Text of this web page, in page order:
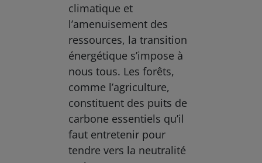
climatique et
l’amenuisement des
ressources, la transition
énergétique s’impose à
nous tous. Les forêts,
comme l’agriculture,
constituent des puits de
carbone essentiels qu’il
faut entretenir pour
tendre vers la neutralité